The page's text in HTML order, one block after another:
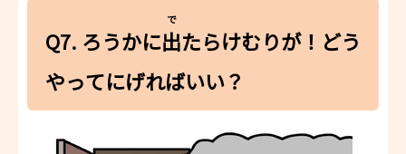
Q7. ろうかに出
で
たらけむりが！どう
やってにげればいい？